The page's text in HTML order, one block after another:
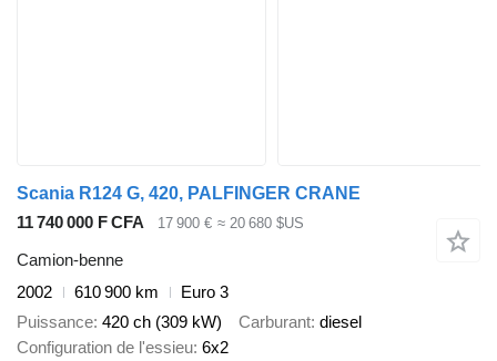
Scania R124 G, 420, PALFINGER CRANE
11 740 000 F CFA
17 900 € ≈ 20 680 $US
Camion-benne
2002
610 900 km
Euro 3
Puissance 420 ch (309 kW) Carburant diesel
Configuration de l'essieu 6x2